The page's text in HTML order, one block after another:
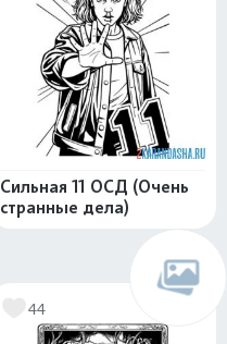
Сильная 11 ОСД (Очень
странные дела)
44